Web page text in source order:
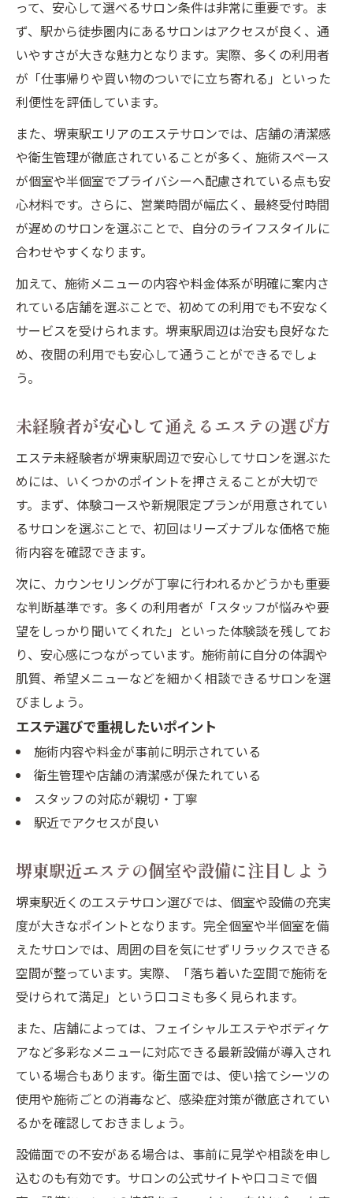
って、安心して選べるサロン条件は非常に重要です。ま
ず、駅から徒歩圏内にあるサロンはアクセスが良く、通
いやすさが大きな魅力となります。実際、多くの利用者
が「仕事帰りや買い物のついでに立ち寄れる」といった
利便性を評価しています。
また、堺東駅エリアのエステサロンでは、店舗の清潔感
や衛生管理が徹底されていることが多く、施術スペース
が個室や半個室でプライバシーへ配慮されている点も安
心材料です。さらに、営業時間が幅広く、最終受付時間
が遅めのサロンを選ぶことで、自分のライフスタイルに
合わせやすくなります。
加えて、施術メニューの内容や料金体系が明確に案内さ
れている店舗を選ぶことで、初めての利用でも不安なく
サービスを受けられます。堺東駅周辺は治安も良好なた
め、夜間の利用でも安心して通うことができるでしょ
う。
未経験者が安心して通えるエステの選び方
エステ未経験者が堺東駅周辺で安心してサロンを選ぶた
めには、いくつかのポイントを押さえることが大切で
す。まず、体験コースや新規限定プランが用意されてい
るサロンを選ぶことで、初回はリーズナブルな価格で施
術内容を確認できます。
次に、カウンセリングが丁寧に行われるかどうかも重要
な判断基準です。多くの利用者が「スタッフが悩みや要
望をしっかり聞いてくれた」といった体験談を残してお
り、安心感につながっています。施術前に自分の体調や
肌質、希望メニューなどを細かく相談できるサロンを選
びましょう。
エステ選びで重視したいポイント
施術内容や料金が事前に明示されている
衛生管理や店舗の清潔感が保たれている
スタッフの対応が親切・丁寧
駅近でアクセスが良い
堺東駅近エステの個室や設備に注目しよう
堺東駅近くのエステサロン選びでは、個室や設備の充実
度が大きなポイントとなります。完全個室や半個室を備
えたサロンでは、周囲の目を気にせずリラックスできる
空間が整っています。実際、「落ち着いた空間で施術を
受けられて満足」という口コミも多く見られます。
また、店舗によっては、フェイシャルエステやボディケ
アなど多彩なメニューに対応できる最新設備が導入され
ている場合もあります。衛生面では、使い捨てシーツの
使用や施術ごとの消毒など、感染症対策が徹底されてい
るかを確認しておきましょう。
設備面での不安がある場合は、事前に見学や相談を申し
込むのも有効です。サロンの公式サイトや口コミで個